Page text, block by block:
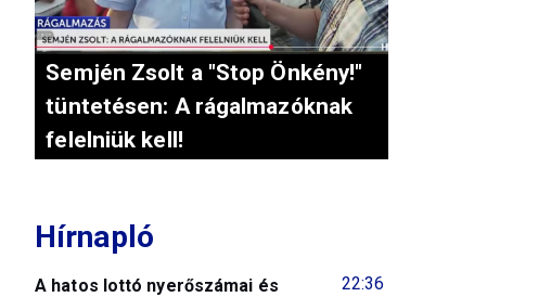
Semjén Zsolt a "Stop Önkény!"
tüntetésen: A rágalmazóknak
felelniük kell!
Hírnapló
22:36
A hatos lottó nyerőszámai és